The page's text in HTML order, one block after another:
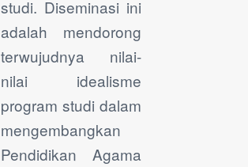
studi. Diseminasi ini
adalah mendorong
terwujudnya nilai-
nilai idealisme
program studi dalam
mengembangkan
Pendidikan Agama